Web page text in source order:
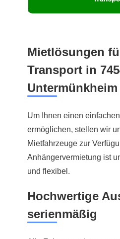
Mietlösungen
Transport in
Untermünkheim
Um Ihnen einen
ermöglichen, stellen wir
Mietfahrzeuge zur
Anhängervermietung ist
und flexibel.
Hochwertige
serienmäßig